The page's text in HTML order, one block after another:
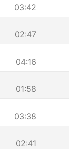
03:42
02:47
04:16
01:58
03:38
02:41